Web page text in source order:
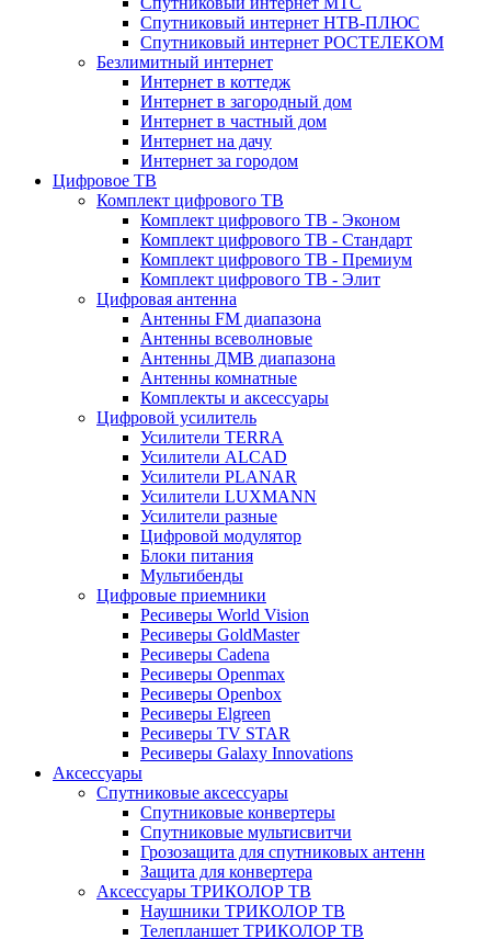
Спутниковый интернет НТВ-ПЛЮС
Спутниковый интернет РОСТЕЛЕКОМ
Безлимитный интернет
Интернет в коттедж
Интернет в загородный дом
Интернет в частный дом
Интернет на дачу
Интернет за городом
Цифровое ТВ
Комплект цифрового ТВ
Комплект цифрового ТВ - Эконом
Комплект цифрового ТВ - Стандарт
Комплект цифрового ТВ - Премиум
Комплект цифрового ТВ - Элит
Цифровая антенна
Антенны FM диапазона
Антенны всеволновые
Антенны ДМВ диапазона
Антенны комнатные
Комплекты и аксессуары
Цифровой усилитель
Усилители TERRA
Усилители ALCAD
Усилители PLANAR
Усилители LUXMANN
Усилители разные
Цифровой модулятор
Блоки питания
Мультибенды
Цифровые приемники
Ресиверы World Vision
Ресиверы GoldMaster
Ресиверы Cadena
Ресиверы Openmax
Ресиверы Openbox
Ресиверы Elgreen
Ресиверы TV STAR
Ресиверы Galaxy Innovations
Аксессуары
Спутниковые аксессуары
Спутниковые конвертеры
Спутниковые мультисвитчи
Грозозащита для спутниковых антенн
Защита для конвертера
Аксессуары ТРИКОЛОР ТВ
Наушники ТРИКОЛОР ТВ
Телепланшет ТРИКОЛОР ТВ